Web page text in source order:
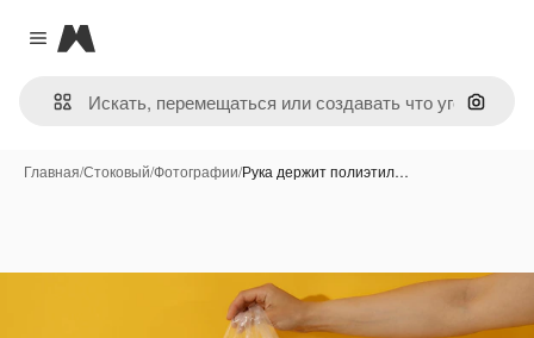
Close menu
Magnific
Поиск
Главная/Стоковый/Фотографии/Рука держит полиэтил…